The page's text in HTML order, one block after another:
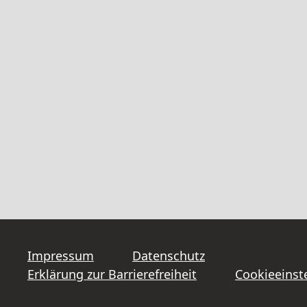
Impressum
Datenschutz
Erklärung zur Barrierefreiheit